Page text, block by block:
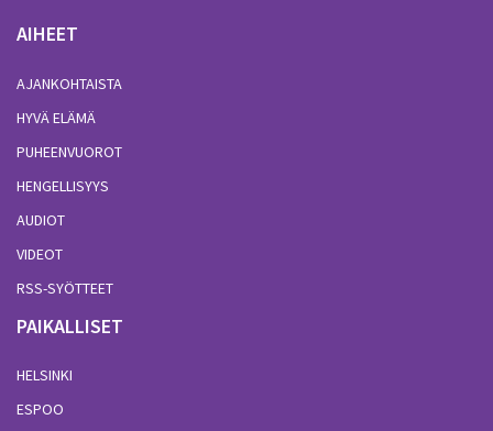
AIHEET
AJANKOHTAISTA
HYVÄ ELÄMÄ
PUHEENVUOROT
HENGELLISYYS
AUDIOT
VIDEOT
RSS-SYÖTTEET
PAIKALLISET
HELSINKI
ESPOO